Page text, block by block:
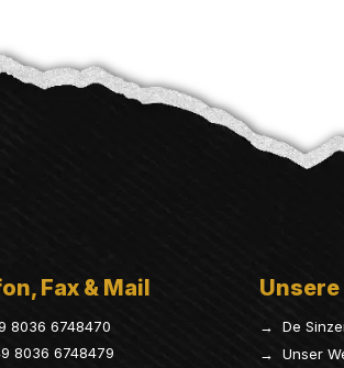
Fax & Mail
8036 6748470
8036 6748479
→ De
→ Unser